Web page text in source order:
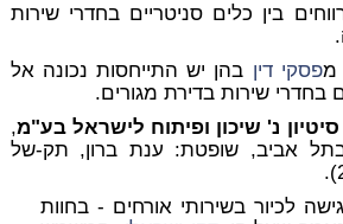
בין כלים סניטריים בחדרי שירות
מפסקי דין בהן יש התייחסות נכונה אל
בחדרי שירות בדירת מגורים.
סיטיון נ' שיכון ופיתוח לישראל בע"מ,
אביב, שופטת: ענת ברון, תק-של
גישה לכיור בשירותי אורחים - בחוות